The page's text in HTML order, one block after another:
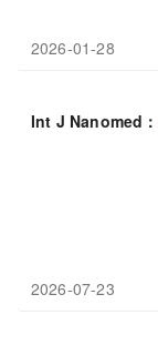
2026-01-28
Int J Nanomed：
2026-07-23